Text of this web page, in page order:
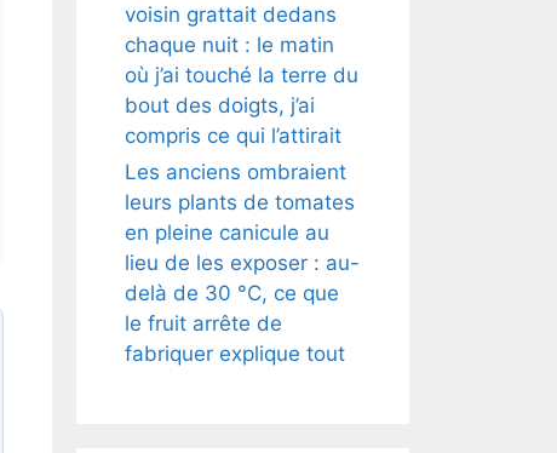
voisin grattait dedans
chaque nuit : le matin
où j’ai touché la terre du
bout des doigts, j’ai
compris ce qui l’attirait
Les anciens ombraient
leurs plants de tomates
en pleine canicule au
lieu de les exposer : au-
delà de 30 °C, ce que
le fruit arrête de
fabriquer explique tout